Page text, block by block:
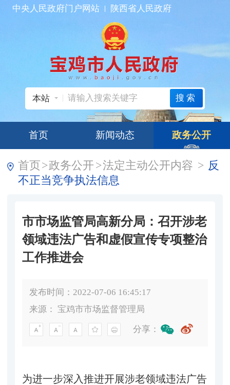
中央人民政府门户网站 陕西省人民政府
本站 搜索
首页 新闻动态 政务公开
首页>政务公开 >法定主动公开内容 > 反
不正当竞争执法信息
市市场监管局高新分局：召开涉老
领域违法广告和虚假宣传专项整治
工作推进会
发布时间：2022-07-06 16:45:17
来源： 宝鸡市市场监督管理局
分享：
为进一步深入推进开展涉老领域违法广告